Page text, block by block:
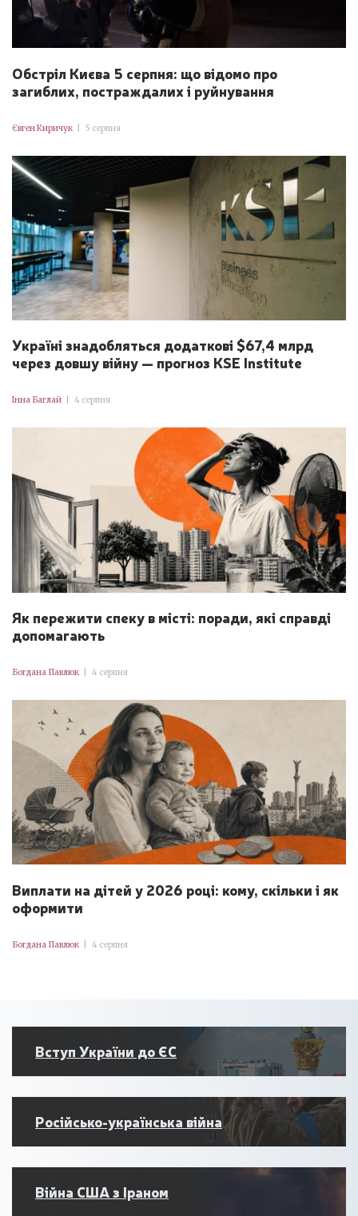
Обстріл Києва 5 серпня: що відомо про
загиблих, постраждалих і руйнування
Євген Киричук 5 серпня
Україні знадобляться додаткові $67,4 млрд
через довшу війну — прогноз KSE Institute
Інна Баглай 4 серпня
Як пережити спеку в місті: поради, які справді
допомагають
Богдана Павлюк 4 серпня
Виплати на дітей у 2026 році: кому, скільки і як
оформити
Богдана Павлюк 4 серпня
Вступ України до ЄС
Російсько-українська війна
Війна США з Іраном